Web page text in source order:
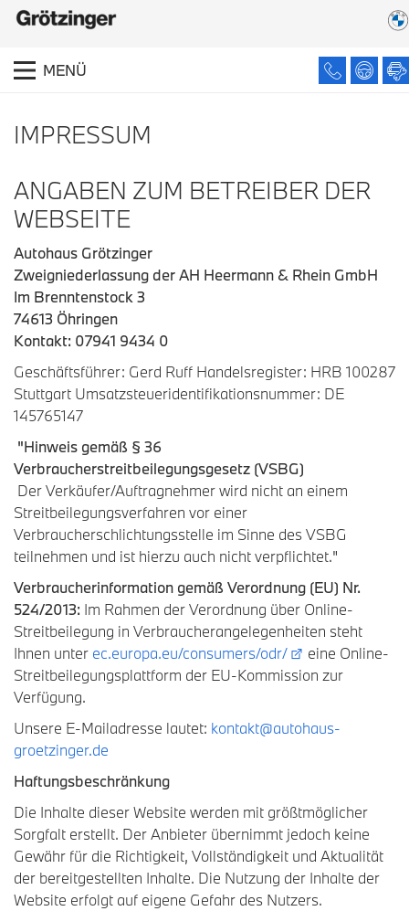
MENÜ
IMPRESSUM
ANGABEN ZUM BETREIBER DER
WEBSEITE
Autohaus Grötzinger
Zweigniederlassung der AH Heermann & Rhein GmbH
Im Brenntenstock 3
74613 Öhringen
Kontakt: 07941 9434 0
Geschäftsführer: Gerd Ruff Handelsregister: HRB 100287
Stuttgart Umsatzsteueridentifikationsnummer: DE
145765147
"Hinweis gemäß § 36
Verbraucherstreitbeilegungsgesetz (VSBG)
Der Verkäufer/Auftragnehmer wird nicht an einem
Streitbeilegungsverfahren vor einer
Verbraucherschlichtungsstelle im Sinne des VSBG
teilnehmen und ist hierzu auch nicht verpflichtet."
Verbraucherinformation gemäß Verordnung (EU) Nr.
524/2013: Im Rahmen der Verordnung über Online-
Streitbeilegung in Verbraucherangelegenheiten steht
Ihnen unter ec.europa.eu/consumers/odr/
eine Online-
Streitbeilegungsplattform der EU-Kommission zur
Verfügung.
Unsere E-Mailadresse lautet: kontakt@autohaus-
groetzinger.de
Haftungsbeschränkung
Die Inhalte dieser Website werden mit größtmöglicher
Sorgfalt erstellt. Der Anbieter übernimmt jedoch keine
Gewähr für die Richtigkeit, Vollständigkeit und Aktualität
der bereitgestellten Inhalte. Die Nutzung der Inhalte der
Website erfolgt auf eigene Gefahr des Nutzers.